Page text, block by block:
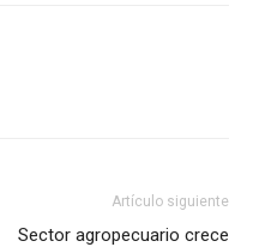
Artículo siguiente
Sector agropecuario crece